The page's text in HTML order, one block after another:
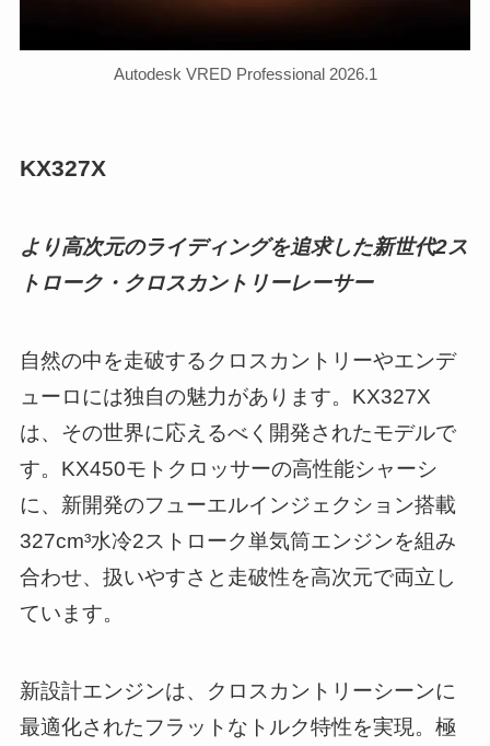
Autodesk VRED Professional 2026.1
KX327X
より高次元のライディングを追求した新世代2ス
トローク・クロスカントリーレーサー
自然の中を走破するクロスカントリーやエンデ
ューロには独自の魅力があります。KX327X
は、その世界に応えるべく開発されたモデルで
す。KX450モトクロッサーの高性能シャーシ
に、新開発のフューエルインジェクション搭載
327cm³水冷2ストローク単気筒エンジンを組み
合わせ、扱いやすさと走破性を高次元で両立し
ています。
新設計エンジンは、クロスカントリーシーンに
最適化されたフラットなトルク特性を実現。極